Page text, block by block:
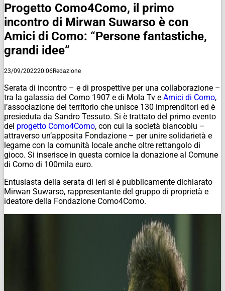
Progetto Como4Como, il primo
incontro di Mirwan Suwarso è con
Amici di Como: “Persone fantastiche,
grandi idee”
23/09/202220:06Redazione
Serata di incontro – e di prospettive per una collaborazione –
tra la galassia del Como 1907 e di Mola Tv e Amici di Como,
l’associazione del territorio che unisce 130 imprenditori ed è
presieduta da Sandro Tessuto. Si è trattato del primo evento
del progetto Como4Como, con cui la società biancoblu –
attraverso un’apposita Fondazione – per unire solidarietà e
legame con la comunità locale anche oltre rettangolo di
gioco. Si inserisce in questa cornice la donazione al Comune
di Como di 100mila euro.
Entusiasta della serata di ieri si è pubblicamente dichiarato
Mirwan Suwarso, rappresentante del gruppo di proprietà e
ideatore della Fondazione Como4Como.